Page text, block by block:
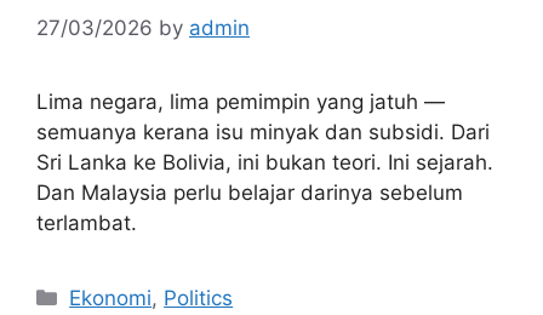
27/03/2026 by admin
Lima negara, lima pemimpin yang jatuh —
semuanya kerana isu minyak dan subsidi. Dari
Sri Lanka ke Bolivia, ini bukan teori. Ini sejarah.
Dan Malaysia perlu belajar darinya sebelum
terlambat.
Categories
Ekonomi, Politics